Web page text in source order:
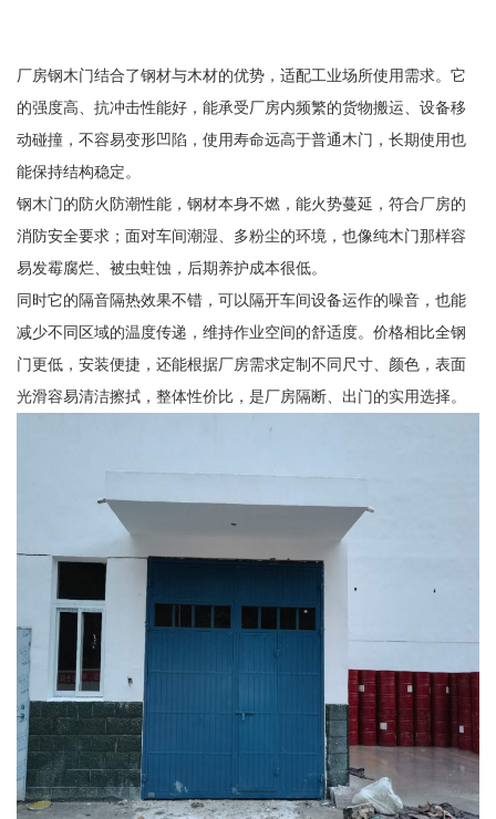
厂房钢木门结合了钢材与木材的优势，适配工业场所使用需求。它
的强度高、抗冲击性能好，能承受厂房内频繁的货物搬运、设备移
动碰撞，不容易变形凹陷，使用寿命远高于普通木门，长期使用也
能保持结构稳定。
钢木门的防火防潮性能，钢材本身不燃，能火势蔓延，符合厂房的
消防安全要求；面对车间潮湿、多粉尘的环境，也像纯木门那样容
易发霉腐烂、被虫蛀蚀，后期养护成本很低。
同时它的隔音隔热效果不错，可以隔开车间设备运作的噪音，也能
减少不同区域的温度传递，维持作业空间的舒适度。价格相比全钢
门更低，安装便捷，还能根据厂房需求定制不同尺寸、颜色，表面
光滑容易清洁擦拭，整体性价比，是厂房隔断、出门的实用选择。